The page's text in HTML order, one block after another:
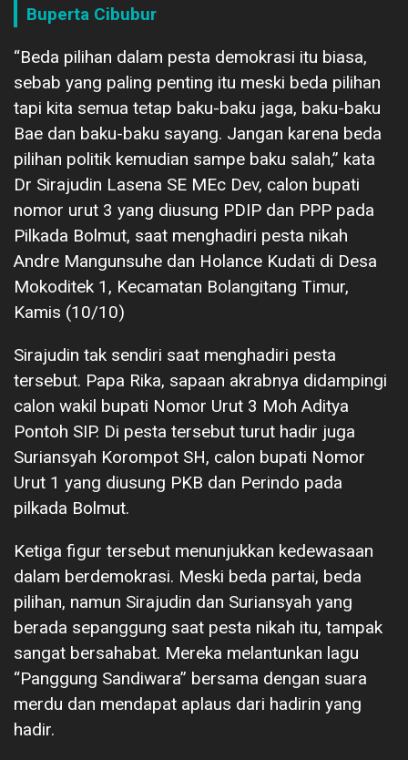
Buperta Cibubur
“Beda pilihan dalam pesta demokrasi itu biasa,
sebab yang paling penting itu meski beda pilihan
tapi kita semua tetap baku-baku jaga, baku-baku
Bae dan baku-baku sayang. Jangan karena beda
pilihan politik kemudian sampe baku salah,” kata
Dr Sirajudin Lasena SE MEc Dev, calon bupati
nomor urut 3 yang diusung PDIP dan PPP pada
Pilkada Bolmut, saat menghadiri pesta nikah
Andre Mangunsuhe dan Holance Kudati di Desa
Mokoditek 1, Kecamatan Bolangitang Timur,
Kamis (10/10)
Sirajudin tak sendiri saat menghadiri pesta
tersebut. Papa Rika, sapaan akrabnya didampingi
calon wakil bupati Nomor Urut 3 Moh Aditya
Pontoh SIP. Di pesta tersebut turut hadir juga
Suriansyah Korompot SH, calon bupati Nomor
Urut 1 yang diusung PKB dan Perindo pada
pilkada Bolmut.
Ketiga figur tersebut menunjukkan kedewasaan
dalam berdemokrasi. Meski beda partai, beda
pilihan, namun Sirajudin dan Suriansyah yang
berada sepanggung saat pesta nikah itu, tampak
sangat bersahabat. Mereka melantunkan lagu
“Panggung Sandiwara” bersama dengan suara
merdu dan mendapat aplaus dari hadirin yang
hadir.